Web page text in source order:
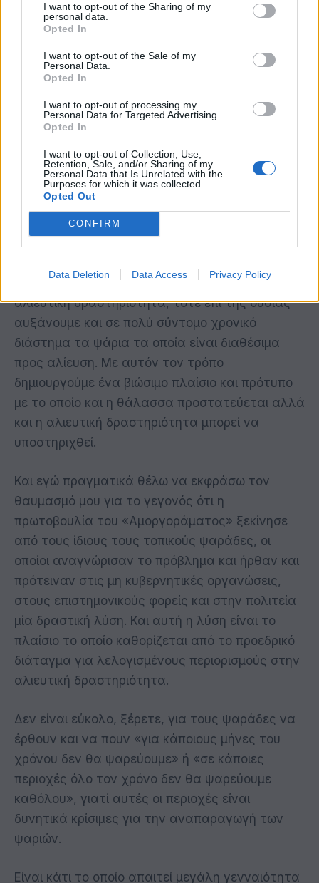
I want to opt-out of the Sharing of my
personal data.
Opted In
I want to opt-out of the Sale of my
Personal Data.
Opted In
I want to opt-out of processing my
Personal Data for Targeted Advertising.
Opted In
I want to opt-out of Collection, Use,
Retention, Sale, and/or Sharing of my
Personal Data that Is Unrelated with the
Purposes for which it was collected.
Opted Out
CONFIRM
Data Deletion Data Access Privacy Policy
έλεγα σχεδόν στα περισσότερα μέρη του
κόσμου.
Τα αποθέματα ψαριών μειώνονται δραματικά. Η
υπεραλίευση θέτει σε κίνδυνο την ίδια τη
βιωσιμότητα της αλιείας. Είναι κάτι το οποίο το
διαπιστώνετε εμπειρικά, έρχεται και
έρευνα η οποία γίνεται τις τελευταίες δεκαετίες
σε αυτό το πεδίο. Αυτή είναι η αρνητική πλευρά
του ζητήματος.
ίδιοι θέτουμε λελογισμένους περιορισμούς στην
αλιευτική δραστηριότητα, τότε επί της ουσίας
αυξάνουμε και σε πολύ σύντομο χρονικό
διάστημα τα ψάρια τα οποία είναι διαθέσιμα
προς αλίευση. Με αυτόν τον τρόπο
δημιουργούμε ένα βιώσιμο πλαίσιο και πρότυπο
με το οποίο και η θάλασσα προστατεύεται αλλά
και η αλιευτική δραστηριότητα μπορεί να
υποστηριχθεί.
Και εγώ πραγματικά θέλω να εκφράσω τον
θαυμασμό μου για το γεγονός ότι η
πρωτοβουλία του «Αμοργοράματος» ξεκίνησε
από τους ίδιους τους τοπικούς ψαράδες, οι
οποίοι αναγνώρισαν το πρόβλημα και ήρθαν και
πρότειναν στις μη κυβερνητικές οργανώσεις,
στους επιστημονικούς φορείς και στην πολιτεία
μία δραστική λύση. Και αυτή η λύση είναι το
πλαίσιο το οποίο καθορίζεται από το προεδρικό
διάταγμα για λελογισμένους περιορισμούς στην
αλιευτική δραστηριότητα.
Δεν είναι εύκολο, ξέρετε, για τους ψαράδες να
έρθουν και να πουν «για κάποιους μήνες του
χρόνου δεν θα ψαρεύουμε» ή «σε κάποιες
περιοχές όλο τον χρόνο δεν θα ψαρεύουμε
καθόλου», γιατί αυτές οι περιοχές είναι
δυνητικά κρίσιμες για την αναπαραγωγή των
ψαριών.
Είναι κάτι το οποίο απαιτεί μεγάλη γενναιότητα